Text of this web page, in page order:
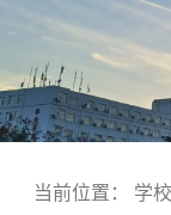
当前位置： 学